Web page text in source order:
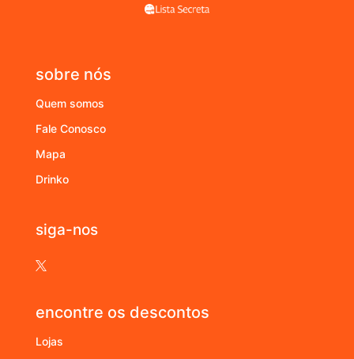
sobre nós
Quem somos
Fale Conosco
Mapa
Drinko
siga-nos

encontre os descontos
Lojas